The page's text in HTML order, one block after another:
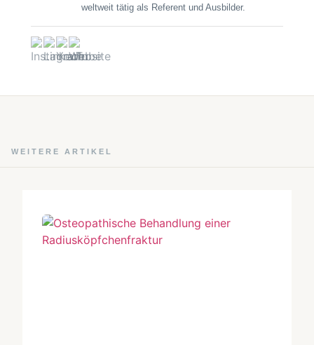
weltweit tätig als Referent und Ausbilder.
WEITERE ARTIKEL